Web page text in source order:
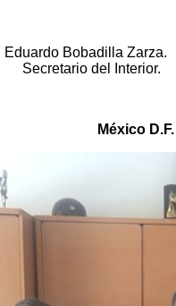
Eduardo Bobadilla
Secretario del
México